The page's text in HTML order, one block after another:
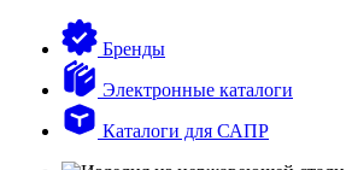
Бренды
Электронные каталоги
Каталоги для САПР